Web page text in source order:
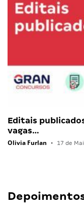
Editais
vagas…
Olivia Furlan • 17 de